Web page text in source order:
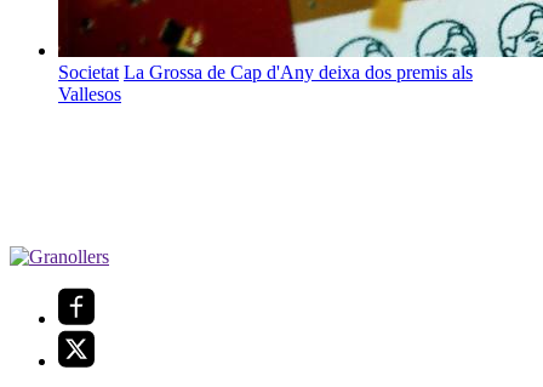
Societat La Grossa de Cap d'Any deixa dos premis als
Vallesos